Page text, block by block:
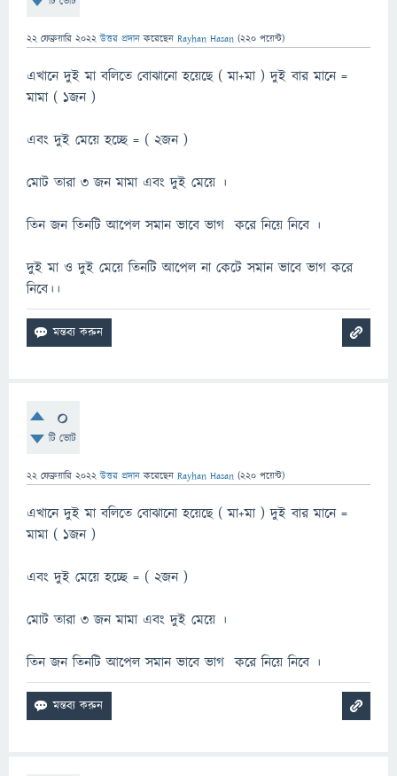
22 ফেব্রুয়ারি 2022 উত্তর প্রদান করেছেন Rayhan Hasan (220 পয়েন্ট)
এখানে দুই মা বলিতে বোঝানো হয়েছে ( মা+মা ) দুই বার মানে =
মামা ( ১জন )
এবং দুই মেয়ে হচ্ছে = ( ২জন )
মোট তারা ৩ জন মামা এবং দুই মেয়ে ।
তিন জন তিনটি আপেল সমান ভাবে ভাগ করে নিয়ে নিবে ।
দুই মা ও দুই মেয়ে তিনটি আপেল না কেটে সমান ভাবে ভাগ করে
নিবে।।
0
টি ভোট
22 ফেব্রুয়ারি 2022 উত্তর প্রদান করেছেন Rayhan Hasan (220 পয়েন্ট)
এখানে দুই মা বলিতে বোঝানো হয়েছে ( মা+মা ) দুই বার মানে =
মামা ( ১জন )
এবং দুই মেয়ে হচ্ছে = ( ২জন )
মোট তারা ৩ জন মামা এবং দুই মেয়ে ।
তিন জন তিনটি আপেল সমান ভাবে ভাগ করে নিয়ে নিবে ।